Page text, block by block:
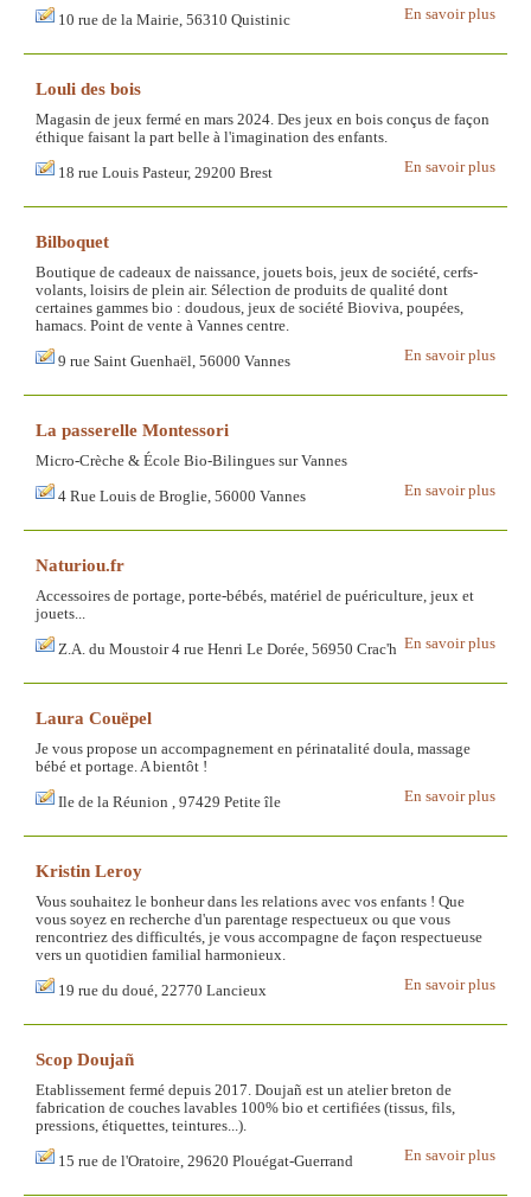
En savoir plus
10 rue de la Mairie, 56310 Quistinic
Louli des bois
Magasin de jeux fermé en mars 2024. Des jeux en bois conçus de façon
éthique faisant la part belle à l'imagination des enfants.
En savoir plus
18 rue Louis Pasteur, 29200 Brest
Bilboquet
Boutique de cadeaux de naissance, jouets bois, jeux de société, cerfs-
volants, loisirs de plein air. Sélection de produits de qualité dont
certaines gammes bio : doudous, jeux de société Bioviva, poupées,
hamacs. Point de vente à Vannes centre.
En savoir plus
9 rue Saint Guenhaël, 56000 Vannes
La passerelle Montessori
Micro-Crèche & École Bio-Bilingues sur Vannes
En savoir plus
4 Rue Louis de Broglie, 56000 Vannes
Naturiou.fr
Accessoires de portage, porte-bébés, matériel de puériculture, jeux et
jouets...
En savoir plus
Z.A. du Moustoir 4 rue Henri Le Dorée, 56950 Crac'h
Laura Couëpel
Je vous propose un accompagnement en périnatalité doula, massage
bébé et portage. A bientôt !
En savoir plus
Ile de la Réunion , 97429 Petite île
Kristin Leroy
Vous souhaitez le bonheur dans les relations avec vos enfants ! Que
vous soyez en recherche d'un parentage respectueux ou que vous
rencontriez des difficultés, je vous accompagne de façon respectueuse
vers un quotidien familial harmonieux.
En savoir plus
19 rue du doué, 22770 Lancieux
Scop Doujañ
Etablissement fermé depuis 2017. Doujañ est un atelier breton de
fabrication de couches lavables 100% bio et certifiées (tissus, fils,
pressions, étiquettes, teintures...).
En savoir plus
15 rue de l'Oratoire, 29620 Plouégat-Guerrand